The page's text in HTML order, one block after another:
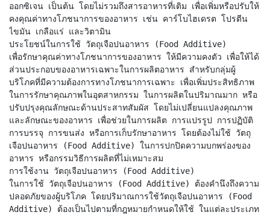
ออกซิเจน เป็นต้น โดยไม่รวมถึงสารอาหารที่เติม เพื่อเพิ่มหรือปรับให้
คงคุณค่าทางโภชนาการของอาหาร เช่น คาร์โบไฮเดรต โปรตีน
ไขมัน เกลือแร่ และวิตามิน
ประโยชน์ในการใช้ วัตถุเจือปนอาหาร (Food Additive)
เพื่อรักษาคุณค่าทางโภชนาการของอาหาร ให้มีความคงตัว เพื่อให้ได้
ส่วนประกอบของอาหารเฉพาะในการผลิตอาหาร สำหรับกลุ่มผู้
บริโภคที่มีความต้องการทางโภชนาการเฉพาะ เพื่อเพิ่มประสิทธิภาพ
ในการรักษาคุณภาพในอุตสาหกรรม ในการผลิตในปริมาณมาก หรือ
ปรับปรุงคุณลักษณะด้านประสาทสัมผัส โดยไม่เปลี่ยนแปลงคุณภาพ
และลักษณะของอาหาร เพื่อช่วยในการผลิต การแปรรูป การปฏิบัติ
การบรรจุ การขนส่ง หรือการเก็บรักษาอาหาร โดยต้องไม่ใช้ วัตถุ
เจือปนอาหาร (Food Additive) ในการปกปิดความบกพร่องของ
อาหาร หรือกรรมวิธีการผลิตที่ไม่เหมาะสม
การใช้งาน วัตถุเจือปนอาหาร (Food Additive)
ในการใช้ วัตถุเจือปนอาหาร (Food Additive) ต้องคำนึงถึงความ
ปลอดภัยของผู้บริโภค โดยปริมาณการใช้วัตถุเจือปนอาหาร (Food
Additive) ต้องเป็นไปตามที่กฎหมายกำหนดให้ใช้ ในแต่ละประเภท